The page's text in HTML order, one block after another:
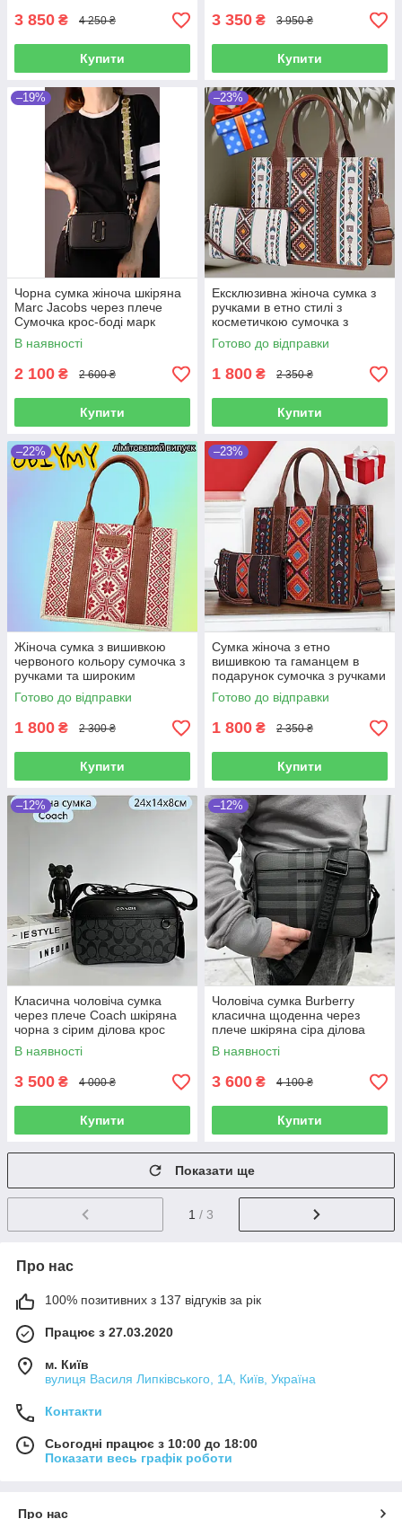
3 850 ₴ 4 250 ₴
Купити
3 350 ₴ 3 950 ₴
Купити
–19%
Чорна сумка жіноча шкіряна
Marc Jacobs через плече
Сумочка крос-боді марк
якобс на широкому ремені
В наявності
2 100 ₴ 2 600 ₴
Купити
–23%
Ексклюзивна жіноча сумка з
ручками в етно стилі з
косметичкою сумочка з
вишивкою ременем гаманець
в подарунок
Готово до відправки
1 800 ₴ 2 350 ₴
Купити
–22%
Жіноча сумка з вишивкою
червоного кольору сумочка з
ручками та широким
ремінцем через плече з
орнаментом подарункові
Готово до відправки
1 800 ₴ 2 300 ₴
Купити
–23%
Сумка жіноча з етно
вишивкою та гаманцем в
подарунок сумочка з ручками
та косметичкою для дрібниць
подарункові сумки з
Готово до відправки
1 800 ₴ 2 350 ₴
Купити
–12%
Класична чоловіча сумка
через плече Coach шкіряна
чорна з сірим ділова крос
боді коуч
В наявності
3 500 ₴ 4 000 ₴
Купити
–12%
Чоловіча сумка Burberry
класична щоденна через
плече шкіряна сіра ділова
сумка
В наявності
3 600 ₴ 4 100 ₴
Купити
Показати ще
1 / 3
Про нас
100% позитивних з 137 відгуків за рік
Працює з 27.03.2020
м. Київ
вулиця Василя Липківського, 1А, Київ, Україна
Контакти
Сьогодні працює з 10:00 до 18:00
Показати весь графік роботи
Про нас